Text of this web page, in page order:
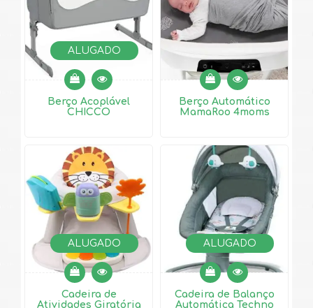
ALUGADO
Berço Acoplável
CHICCO
Berço Automático
MamaRoo 4moms
ALUGADO
Cadeira de
Atividades Giratória
ALUGADO
Cadeira de Balanço
Automática Techno